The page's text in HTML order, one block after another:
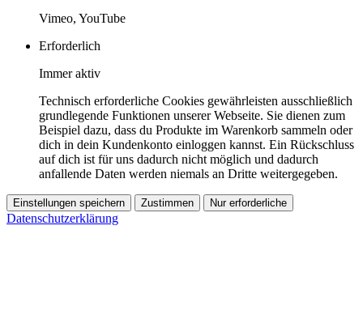
Vimeo, YouTube
Erforderlich
Immer aktiv
Technisch erforderliche Cookies gewährleisten ausschließlich
grundlegende Funktionen unserer Webseite. Sie dienen zum
Beispiel dazu, dass du Produkte im Warenkorb sammeln oder
dich in dein Kundenkonto einloggen kannst. Ein Rückschluss
auf dich ist für uns dadurch nicht möglich und dadurch
anfallende Daten werden niemals an Dritte weitergegeben.
Einstellungen speichern Zustimmen Nur erforderliche
Datenschutzerklärung